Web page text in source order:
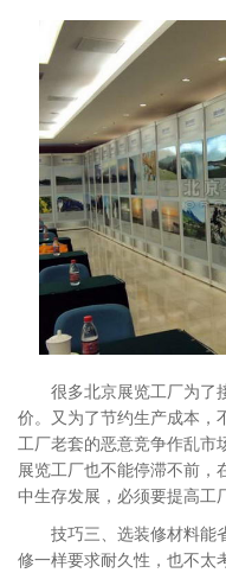
很多北京展览工厂为了
价。又为了节约生产成本，
工厂老套的恶意竞争作乱市
展览工厂也不能停滞不前，
中生存发展，必须要提高工
技巧三、选装修材料能
修一样要求耐久性，也不太